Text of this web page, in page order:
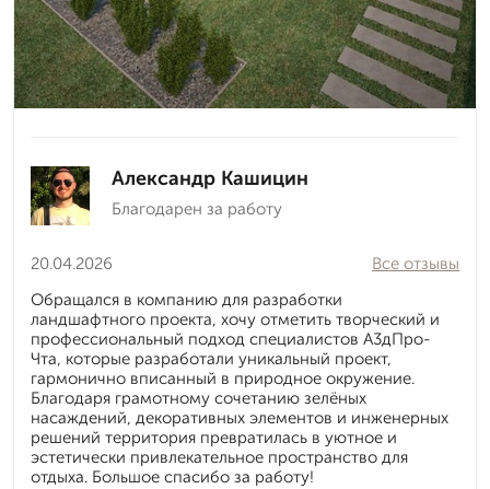
Александр Кашицин
Благодарен за работу
20.04.2026
Все отзывы
Обращался в компанию для разработки
ландшафтного проекта, хочу отметить творческий и
профессиональный подход специалистов А3дПро-
Чта, которые разработали уникальный проект,
гармонично вписанный в природное окружение.
Благодаря грамотному сочетанию зелёных
насаждений, декоративных элементов и инженерных
решений территория превратилась в уютное и
эстетически привлекательное пространство для
отдыха. Большое спасибо за работу!